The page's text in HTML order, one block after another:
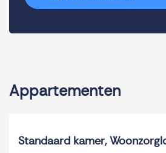
Appartementen
Standaard kamer,